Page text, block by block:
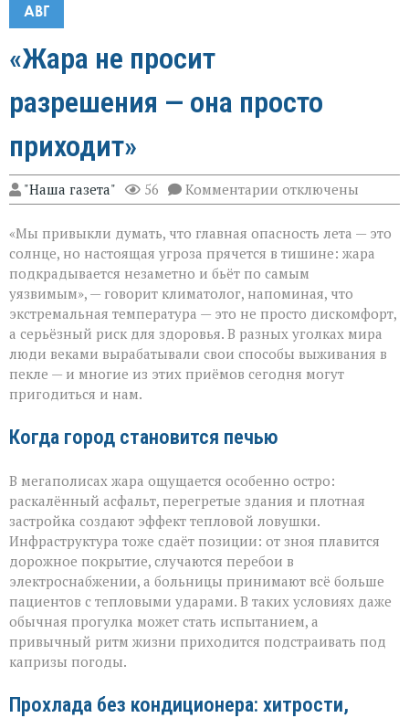
АВГ
«Жара не просит
разрешения — она просто
приходит»
"Наша газета" 56 Комментарии к
записи
не
просит
разрешения — она
просто
приходит»
отключены
«Мы привыкли думать, что главная опасность лета — это
солнце, но настоящая угроза прячется в тишине: жара
подкрадывается незаметно и бьёт по самым
уязвимым», — говорит климатолог, напоминая, что
экстремальная температура — это не просто дискомфорт,
а серьёзный риск для здоровья. В разных уголках мира
люди веками вырабатывали свои способы выживания в
пекле — и многие из этих приёмов сегодня могут
пригодиться и нам.
Когда город становится печью
В мегаполисах жара ощущается особенно остро:
раскалённый асфальт, перегретые здания и плотная
застройка создают эффект тепловой ловушки.
Инфраструктура тоже сдаёт позиции: от зноя плавится
дорожное покрытие, случаются перебои в
электроснабжении, а больницы принимают всё больше
пациентов с тепловыми ударами. В таких условиях даже
обычная прогулка может стать испытанием, а
привычный ритм жизни приходится подстраивать под
капризы погоды.
Прохлада без кондиционера: хитрости,